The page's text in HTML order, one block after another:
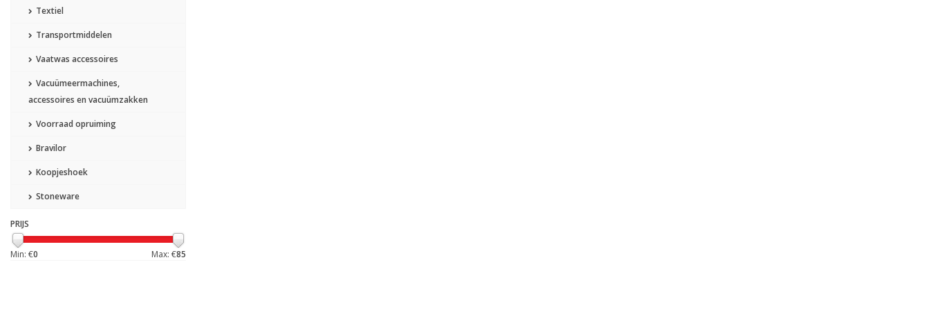
Textiel
Transportmiddelen
Vaatwas accessoires
Vacuümeermachines,
accessoires en vacuümzakken
Voorraad opruiming
Bravilor
Koopjeshoek
Stoneware
PRIJS
Min: €0 Max: €85